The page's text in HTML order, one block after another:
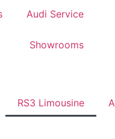
Audi Service
Showrooms
RS3 Limousine